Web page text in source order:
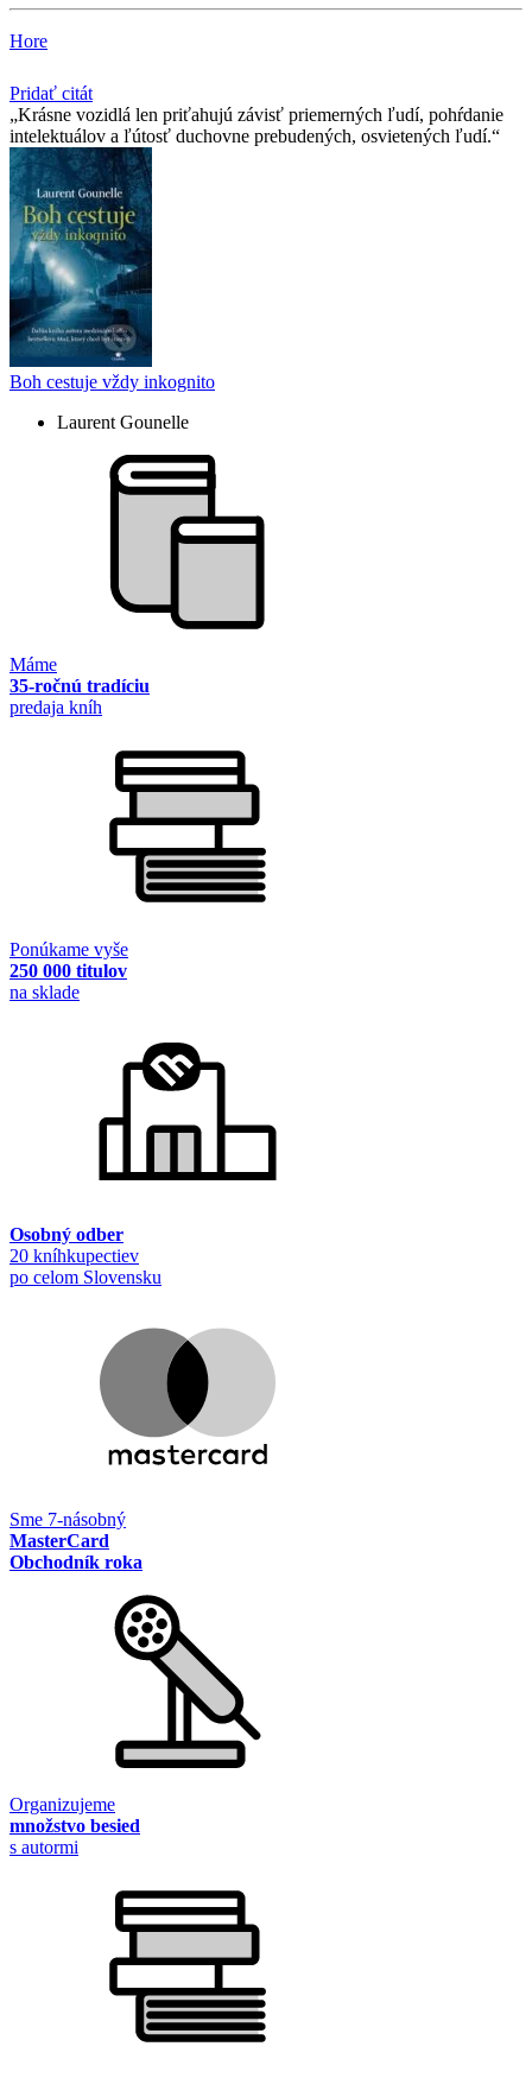
Hore
Pridať citát
Krásne vozidlá len priťahujú závisť priemerných ľudí, pohŕdanie
intelektuálov a ľútosť duchovne prebudených, osvietených ľudí.
Boh cestuje vždy inkognito
Laurent Gounelle
Máme
35-ročnú tradíciu
predaja kníh
Ponúkame vyše
250 000 titulov
na sklade
Osobný odber
20 kníhkupectiev
po celom Slovensku
Sme 7-násobný
MasterCard
Obchodník roka
Organizujeme
množstvo besied
s autormi